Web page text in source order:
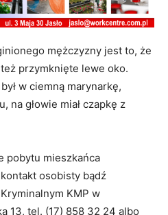
mężczyzny jest to, że
przymknięte lewe oko.
w ciemną marynarkę,
na głowie miał czapkę z
pobytu mieszkańca
osobisty bądź
KMP w
13, tel. (17) 858 32 24 albo